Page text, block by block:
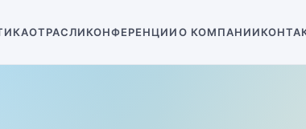
ОТРАСЛИКОНФЕРЕНЦИИО КОМПАНИИ